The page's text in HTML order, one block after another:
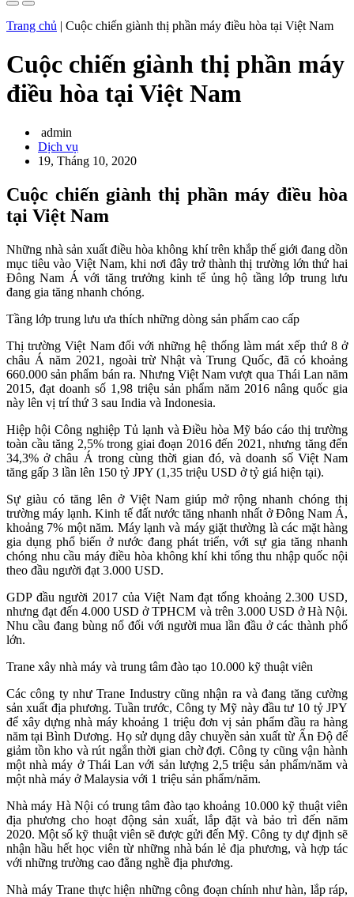
Trang chủ | Cuộc chiến giành thị phần máy điều hòa tại Việt Nam
Cuộc chiến giành thị phần máy
điều hòa tại Việt Nam
admin
Dịch vụ
19, Tháng 10, 2020
Cuộc chiến giành thị phần máy điều hòa
tại Việt Nam
Những nhà sản xuất điều hòa không khí trên khắp thế giới đang dồn
mục tiêu vào Việt Nam, khi nơi đây trở thành thị trường lớn thứ hai
Đông Nam Á với tăng trưởng kinh tế ủng hộ tầng lớp trung lưu
đang gia tăng nhanh chóng.
Tầng lớp trung lưu ưa thích những dòng sản phẩm cao cấp
Thị trường Việt Nam đối với những hệ thống làm mát xếp thứ 8 ở
châu Á năm 2021, ngoài trừ Nhật và Trung Quốc, đã có khoảng
660.000 sản phẩm bán ra. Nhưng Việt Nam vượt qua Thái Lan năm
2015, đạt doanh số 1,98 triệu sản phẩm năm 2016 nâng quốc gia
này lên vị trí thứ 3 sau India và Indonesia.
Hiệp hội Công nghiệp Tủ lạnh và Điều hòa Mỹ báo cáo thị trường
toàn cầu tăng 2,5% trong giai đoạn 2016 đến 2021, nhưng tăng đến
34,3% ở châu Á trong cùng thời gian đó, và doanh số Việt Nam
tăng gấp 3 lần lên 150 tỷ JPY (1,35 triệu USD ở tỷ giá hiện tại).
Sự giàu có tăng lên ở Việt Nam giúp mở rộng nhanh chóng thị
trường máy lạnh. Kinh tế đất nước tăng nhanh nhất ở Đông Nam Á,
khoảng 7% một năm. Máy lạnh và máy giặt thường là các mặt hàng
gia dụng phổ biến ở nước đang phát triển, với sự gia tăng nhanh
chóng nhu cầu máy điều hòa không khí khi tổng thu nhập quốc nội
theo đầu người đạt 3.000 USD.
GDP đầu người 2017 của Việt Nam đạt tổng khoảng 2.300 USD,
nhưng đạt đến 4.000 USD ở TPHCM và trên 3.000 USD ở Hà Nội.
Nhu cầu đang bùng nổ đối với người mua lần đầu ở các thành phố
lớn.
Trane xây nhà máy và trung tâm đào tạo 10.000 kỹ thuật viên
Các công ty như Trane Industry cũng nhận ra và đang tăng cường
sản xuất địa phương. Tuần trước, Công ty Mỹ này đầu tư 10 tỷ JPY
để xây dựng nhà máy khoảng 1 triệu đơn vị sản phẩm đầu ra hàng
năm tại Bình Dương. Họ sử dụng dây chuyền sản xuất từ Ấn Độ để
giảm tồn kho và rút ngắn thời gian chờ đợi. Công ty cũng vận hành
một nhà máy ở Thái Lan với sản lượng 2,5 triệu sản phẩm/năm và
một nhà máy ở Malaysia với 1 triệu sản phẩm/năm.
Nhà máy Hà Nội có trung tâm đào tạo khoảng 10.000 kỹ thuật viên
địa phương cho hoạt động sản xuất, lắp đặt và bảo trì đến năm
2020. Một số kỹ thuật viên sẽ được gửi đến Mỹ. Công ty dự định sẽ
nhận hầu hết học viên từ những nhà bán lẻ địa phương, và hợp tác
với những trường cao đẳng nghề địa phương.
Nhà máy Trane thực hiện những công đoạn chính như hàn, lắp ráp,